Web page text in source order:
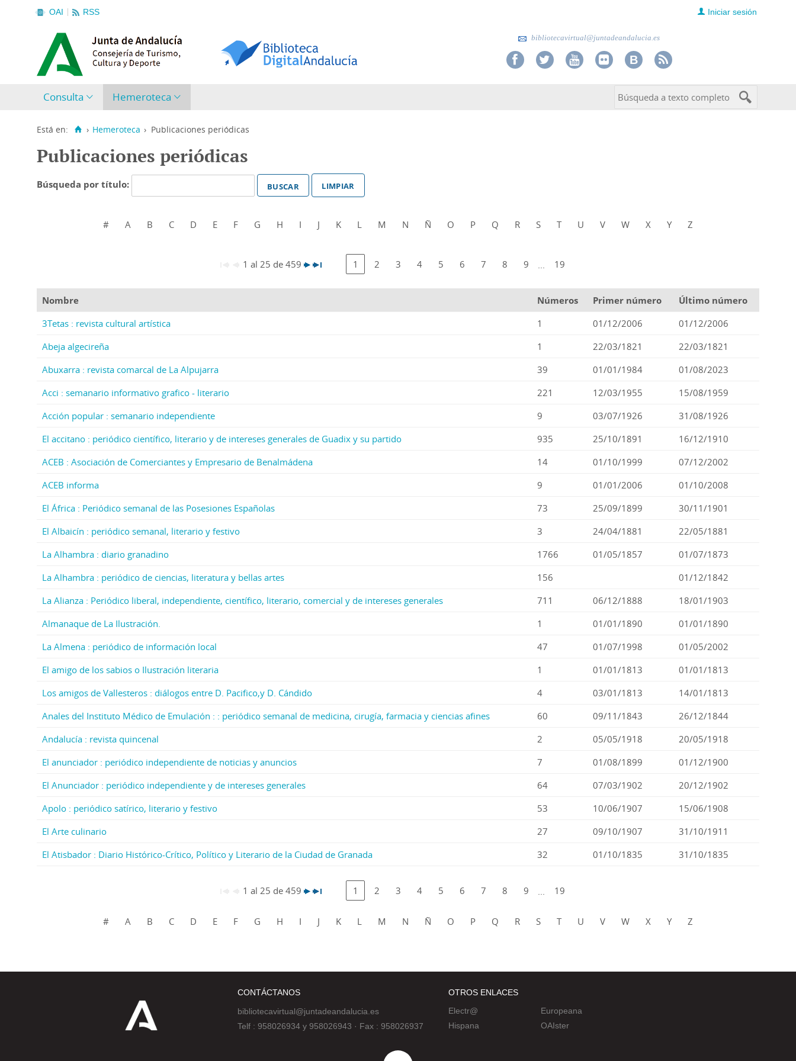
OAI RSS Iniciar sesión
bibliotecavirtual@juntadeandalucia.es
Consulta Hemeroteca
Está en: › Hemeroteca › Publicaciones periódicas
Publicaciones periódicas
Búsqueda por título: limpiar
# A B C D E F G H I J K L M N Ñ O P Q R S T U V W X Y Z
1 al 25 de 459 1 2 3 4 5 6 7 8 9 19
Nombre Números Primer número
Último número
3Tetas : revista cultural artística
1 01/12/2006
01/12/2006
Abeja algecireña
1 22/03/1821
22/03/1821
Abuxarra : revista comarcal de La Alpujarra
39 01/01/1984
01/08/2023
Acci : semanario informativo grafico - literario
221 12/03/1955
15/08/1959
Acción popular : semanario independiente
9 03/07/1926
31/08/1926
El accitano : periódico científico, literario y de intereses generales de Guadix y su partido
935 25/10/1891
16/12/1910
ACEB : Asociación de Comerciantes y Empresario de Benalmádena
14 01/10/1999
07/12/2002
ACEB informa
9 01/01/2006
01/10/2008
El África : Periódico semanal de las Posesiones Españolas
73 25/09/1899
30/11/1901
El Albaicín : periódico semanal, literario y festivo
3 24/04/1881
22/05/1881
La Alhambra : diario granadino
1766 01/05/1857
01/07/1873
La Alhambra : periódico de ciencias, literatura y bellas artes
156
01/12/1842
La Alianza : Periódico liberal, independiente, científico, literario, comercial y de intereses generales
711 06/12/1888
18/01/1903
Almanaque de La Ilustración.
1 01/01/1890
01/01/1890
La Almena : periódico de información local
47 01/07/1998
01/05/2002
El amigo de los sabios o Ilustración literaria
1 01/01/1813
01/01/1813
Los amigos de Vallesteros : diálogos entre D. Pacifico,y D. Cándido
4 03/01/1813
14/01/1813
Anales del Instituto Médico de Emulación : : periódico semanal de medicina, cirugía, farmacia y ciencias afines
60 09/11/1843
26/12/1844
Andalucía : revista quincenal
2 05/05/1918
20/05/1918
El anunciador : periódico independiente de noticias y anuncios
7 01/08/1899
01/12/1900
El Anunciador : periódico independiente y de intereses generales
64 07/03/1902
20/12/1902
Apolo : periódico satírico, literario y festivo
53 10/06/1907
15/06/1908
El Arte culinario
27 09/10/1907
31/10/1911
El Atisbador : Diario Histórico-Crítico, Político y Literario de la Ciudad de Granada
32 01/10/1835 31/10/1835
1 al 25 de 459 1 2 3 4 5 6 7 8 9 19
# A B C D E F G H I J K L M N Ñ O P Q R S T U V W X Y Z
CONTÁCTANOS
bibliotecavirtual@juntadeandalucia.es
Telf : 958026934 y 958026943 · Fax : 958026937
OTROS ENLACES
Electr@
Hispana
Europeana
OAIster